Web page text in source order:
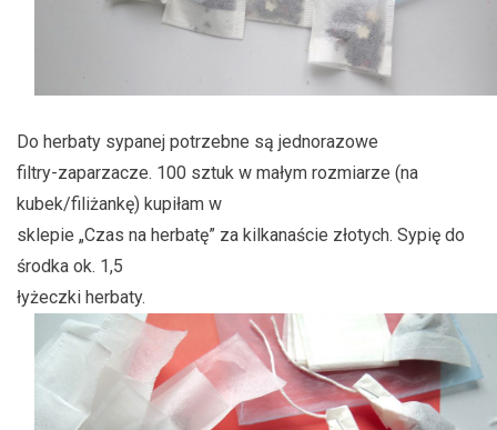
Do herbaty sypanej potrzebne są jednorazowe
filtry-zaparzacze. 100 sztuk w małym rozmiarze (na
kubek/filiżankę) kupiłam w
sklepie „Czas na herbatę” za kilkanaście złotych. Sypię do
środka ok. 1,5
łyżeczki herbaty.